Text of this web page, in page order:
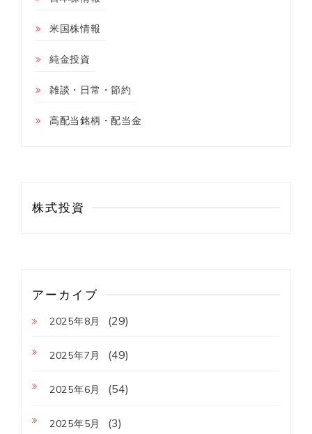
米国株情報
純金投資
雑談・日常・節約
高配当銘柄・配当金
株式投資
アーカイブ
2025年8月 (29)
2025年7月 (49)
2025年6月 (54)
2025年5月 (3)